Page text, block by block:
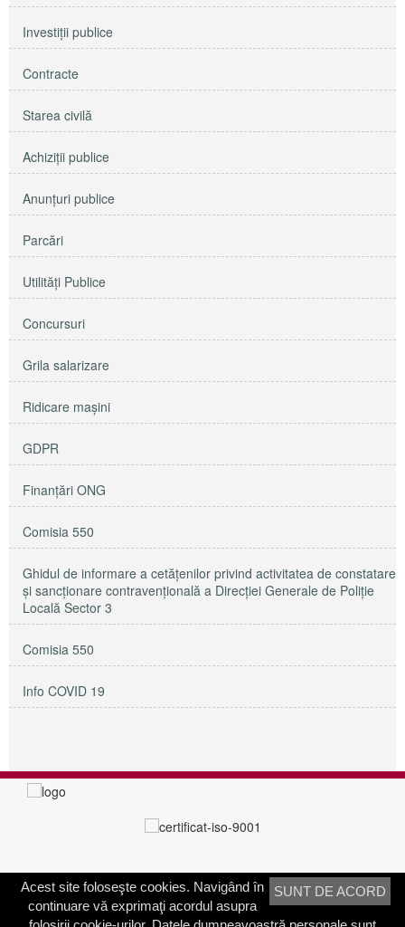
Investiţii publice
Contracte
Starea civilă
Achiziţii publice
Anunţuri publice
Parcări
Utilităţi Publice
Concursuri
Grila salarizare
Ridicare maşini
GDPR
Finanțări ONG
Comisia 550
Ghidul de informare a cetățenilor privind activitatea de constatare
și sancționare contravențională a Direcției Generale de Poliție
Locală Sector 3
Comisia 550
Info COVID 19
PRIMĂRIA SECTORULUI 3
Adresa:Calea Dudeşti nr. 191
SUNT DE ACORD
Acest site foloseşte cookies. Navigând în
continuare vă exprimaţi acordul asupra